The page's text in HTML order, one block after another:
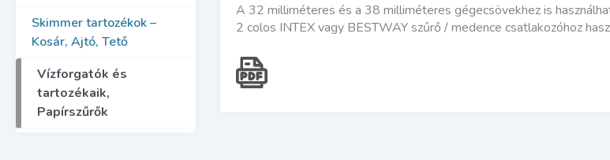
Skimmer tartozékok –
Kosár, Ajtó, Tető
Vízforgatók és
tartozékaik,
Papírszűrők
A 32 milliméteres és a 38 milliméteres gégecsövekhez is
2 colos INTEX vagy BESTWAY szűrő / medence csatlakozóhoz